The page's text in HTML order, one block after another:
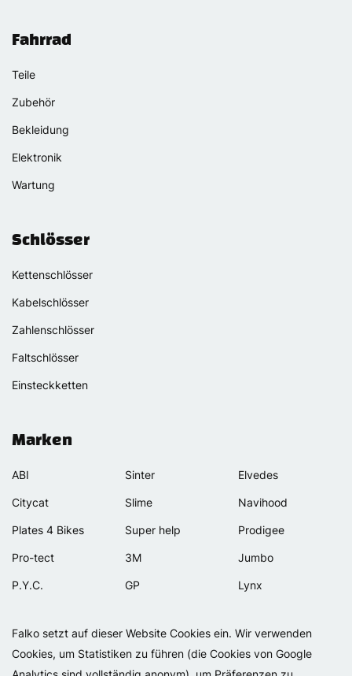
Falko setzt auf dieser Website Cookies ein. Wir verwenden
Cookies, um Statistiken zu führen (die Cookies von Google
Fahrrad
Teile
Zubehör
Bekleidung
Elektronik
Wartung
Schlösser
Kettenschlösser
Kabelschlösser
Zahlenschlösser
Faltschlösser
Einsteckketten
Marken
ABI
Citycat
Plates 4 Bikes
Pro-tect
P.Y.C.
Selle Orient
Simpla
Sinter
Slime
Super help
3M
GP
Bellelli
Lamicall
Elvedes
Navihood
Prodigee
Jumbo
Lynx
Motip